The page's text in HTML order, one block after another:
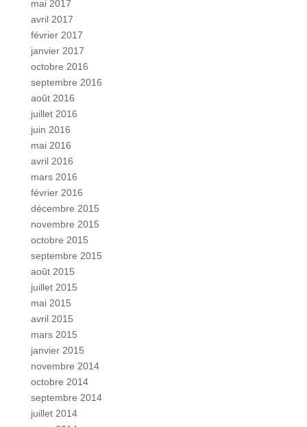
mai 2017
avril 2017
février 2017
janvier 2017
octobre 2016
septembre 2016
août 2016
juillet 2016
juin 2016
mai 2016
avril 2016
mars 2016
février 2016
décembre 2015
novembre 2015
octobre 2015
septembre 2015
août 2015
juillet 2015
mai 2015
avril 2015
mars 2015
janvier 2015
novembre 2014
octobre 2014
septembre 2014
juillet 2014